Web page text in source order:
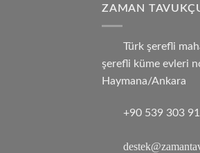
ZAMAN
Türk şerefli
şerefli küme evleri
Haymana/Ankara
+90 539 303